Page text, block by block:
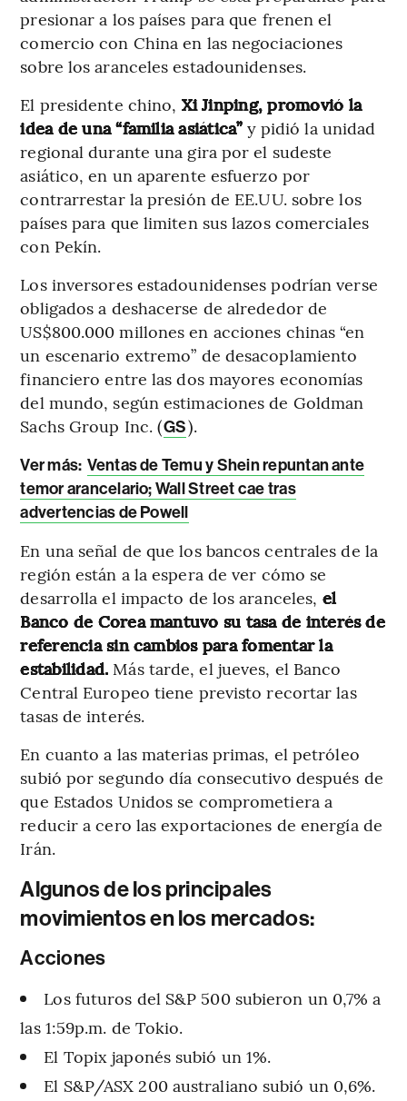
presionar a los países para que frenen el
comercio con China en las negociaciones
sobre los aranceles estadounidenses.
El presidente chino, Xi Jinping, promovió la
idea de una “familia asiática”y pidió la unidad
regional durante una gira por el sudeste
asiático, en un aparente esfuerzo por
contrarrestar la presión de EE.UU. sobre los
países para que limiten sus lazos comerciales
con Pekín.
Los inversores estadounidenses podrían verse
obligados a deshacerse de alrededor de
US$800.000 millones en acciones chinas “en
un escenario extremo” de desacoplamiento
financiero entre las dos mayores economías
del mundo, según estimaciones de Goldman
Sachs Group Inc. (GS).
Ver más: Ventas de Temu y Shein repuntan ante
temor arancelario; Wall Street cae tras
advertencias de Powell
En una señal de que los bancos centrales de la
región están a la espera de ver cómo se
desarrolla el impacto de los aranceles, el
Banco de Corea mantuvo su tasa de interés de
referencia sin cambios para fomentar la
estabilidad. Más tarde, el jueves, el Banco
Central Europeo tiene previsto recortar las
tasas de interés.
En cuanto a las materias primas, el petróleo
subió por segundo día consecutivo después de
que Estados Unidos se comprometiera a
reducir a cero las exportaciones de energía de
Irán.
Algunos de los principales
movimientos en los mercados:
Acciones
Los futuros del S&P 500 subieron un 0,7% a
las 1:59p.m. de Tokio.
El Topix japonés subió un 1%.
El S&P/ASX 200 australiano subió un 0,6%.